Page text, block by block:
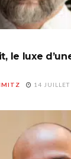
le luxe
14